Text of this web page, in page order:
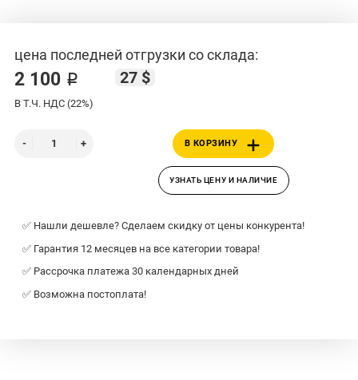
цена последней отгрузки со склада:
2 100 ₽ 27 $
В Т.Ч. НДС (22%)
В КОРЗИНУ
УЗНАТЬ ЦЕНУ И НАЛИЧИЕ
✅ Нашли дешевле? Сделаем скидку от цены конкурента!
✅ Гарантия 12 месяцев на все категории товара!
✅ Рассрочка платежа 30 календарных дней
✅ Возможна постоплата!